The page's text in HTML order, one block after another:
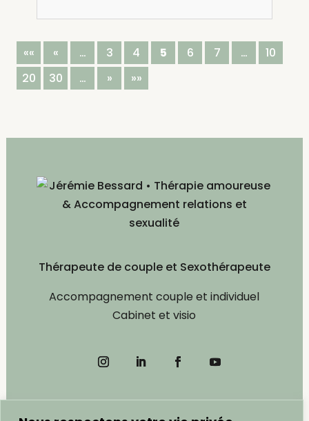
«« « … 3 4 5 6 7 …
10
20
30 … » »»
Thérapeute de couple et Sexothérapeute
Accompagnement couple et individuel
Cabinet et visio